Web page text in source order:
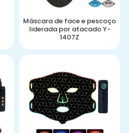
Máscara de face e pescoço
liderada por atacado Y-
1407Z